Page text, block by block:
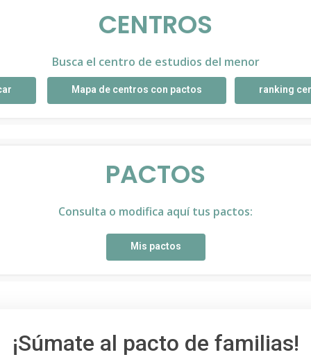
CENTROS
Busca el centro de estudios del menor
Mapa de centros con pactos ranking
PACTOS
Consulta o modifica aquí tus pactos:
Mis pactos
¡Súmate al pacto de familias!